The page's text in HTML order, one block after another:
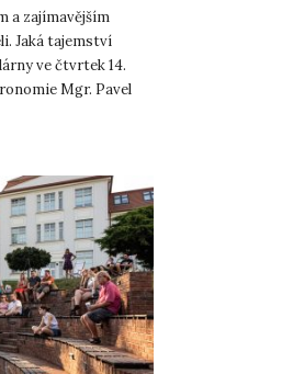
a zajímavějším
Jaká tajemství
ve čtvrtek 14.
Mgr. Pavel